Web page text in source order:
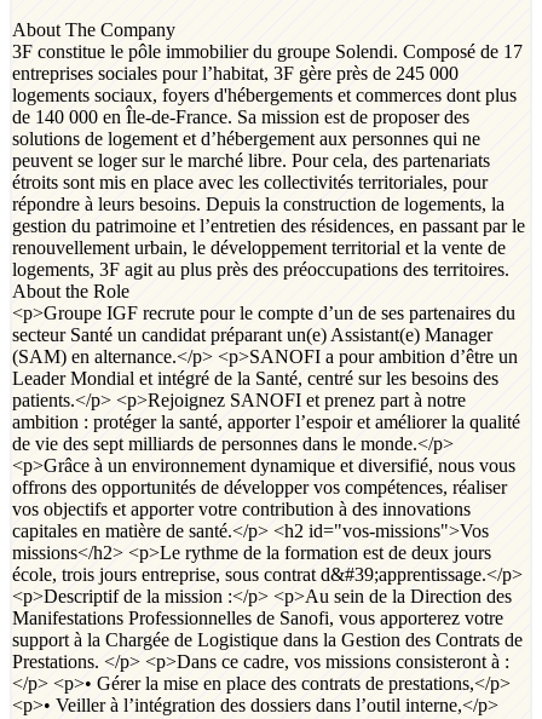
About The Company
3F constitue le pôle immobilier du groupe Solendi. Composé de 17
entreprises sociales pour l’habitat, 3F gère près de 245 000
logements sociaux, foyers d'hébergements et commerces dont plus
de 140 000 en Île-de-France. Sa mission est de proposer des
solutions de logement et d’hébergement aux personnes qui ne
peuvent se loger sur le marché libre. Pour cela, des partenariats
étroits sont mis en place avec les collectivités territoriales, pour
répondre à leurs besoins. Depuis la construction de logements, la
gestion du patrimoine et l’entretien des résidences, en passant par le
renouvellement urbain, le développement territorial et la vente de
logements, 3F agit au plus près des préoccupations des territoires.
About the Role
<p>Groupe IGF recrute pour le compte d’un de ses partenaires du
secteur Santé un candidat préparant un(e) Assistant(e) Manager
(SAM) en alternance.</p> <p>SANOFI a pour ambition d’être un
Leader Mondial et intégré de la Santé, centré sur les besoins des
patients.</p> <p>Rejoignez SANOFI et prenez part à notre
ambition : protéger la santé, apporter l’espoir et améliorer la qualité
de vie des sept milliards de personnes dans le monde.</p>
<p>Grâce à un environnement dynamique et diversifié, nous vous
offrons des opportunités de développer vos compétences, réaliser
vos objectifs et apporter votre contribution à des innovations
capitales en matière de santé.</p> <h2 id="vos-missions">Vos
missions</h2> <p>Le rythme de la formation est de deux jours
école, trois jours entreprise, sous contrat d&#39;apprentissage.</p>
<p>Descriptif de la mission :</p> <p>Au sein de la Direction des
Manifestations Professionnelles de Sanofi, vous apporterez votre
support à la Chargée de Logistique dans la Gestion des Contrats de
Prestations. </p> <p>Dans ce cadre, vos missions consisteront à :
</p> <p>• Gérer la mise en place des contrats de prestations,</p>
<p>• Veiller à l’intégration des dossiers dans l’outil interne,</p>